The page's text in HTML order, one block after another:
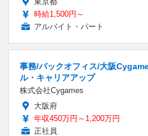
時給1,500円～
アルバイト・パート
事務/バックオフィス/大阪
ル・キャリアアップ
株式会社Cygames
大阪府
年収450万円～1,200万円
正社員